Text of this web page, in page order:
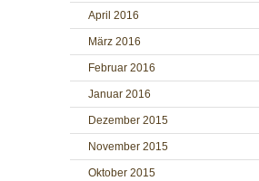
April 2016
März 2016
Februar 2016
Januar 2016
Dezember 2015
November 2015
Oktober 2015